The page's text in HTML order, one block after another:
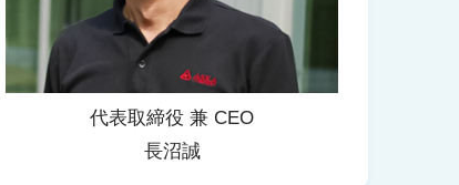
代表取締役 兼 CEO
長沼誠